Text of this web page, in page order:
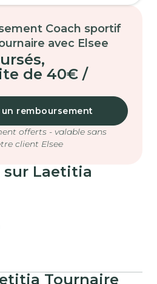
Coach sportif
avec Elsee
,
de 40€ /
remboursement
offerts - valable sans
client Elsee
Laetitia
Tournaire